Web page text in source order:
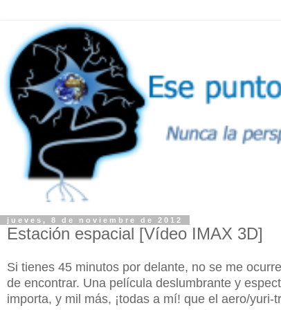
jueves, 8 de noviembre de 2012
Estación espacial [Vídeo IMAX 3D]
Si tienes 45 minutos por delante, no se me
de encontrar. Una película deslumbrante y
importa, y mil más, ¡todas a mí! que el aero/